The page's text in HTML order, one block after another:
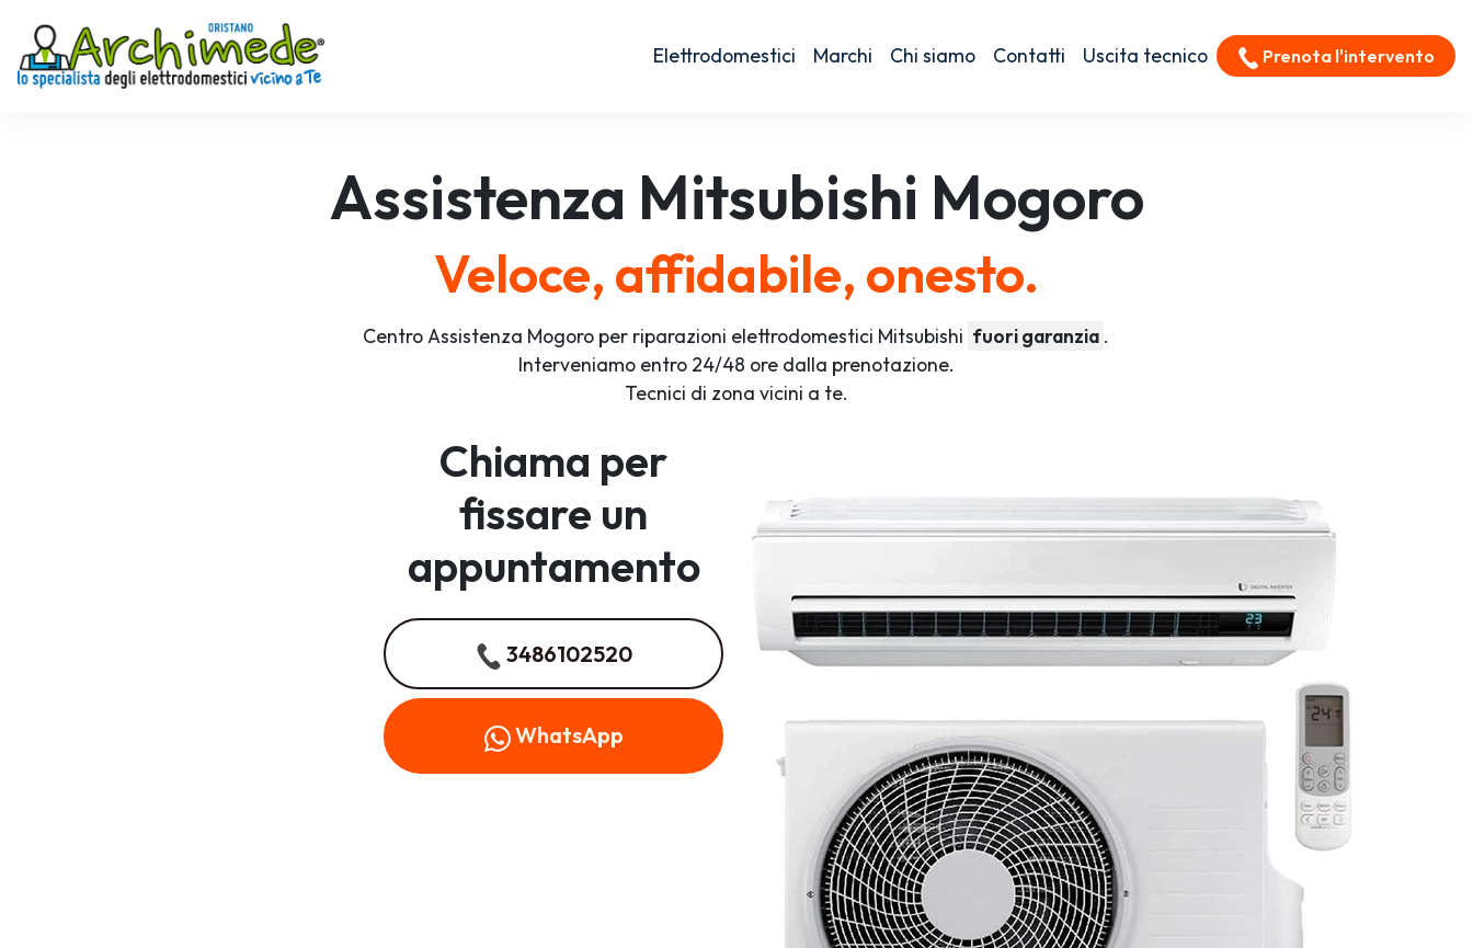
Elettrodomestici Marchi Chi siamo Contatti Uscita tecnico Prenota l'intervento
Assistenza Mitsubishi Mogoro
Veloce, affidabile, onesto.
Centro Assistenza Mogoro per riparazioni elettrodomestici Mitsubishi fuori garanzia .
Interveniamo entro 24/48 ore dalla prenotazione.
Tecnici di zona vicini a te.
Chiama per
fissare un
appuntamento
3486102520
WhatsApp